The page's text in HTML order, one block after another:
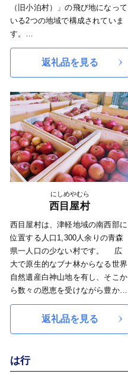
（旧小泊村）」の飛び地になって
いる2つの地域で構成されていま
す。
2005年に2つの自治体が合併し発
足してから2020年で15周年を迎
えます。
的に進められた干拓や土地改良に
より肥沃な農業地帯になってお
り、米やハトムギ、ブルーベリー
などの農産物が作られているほ
か、地域を通る農道「こめ米（ま
い）ロード」沿いの一面に広がる
田園地帯は四季折々の圧巻な風景
を見せてくれます。
また、冬の津軽の風物詩「ストー
駅・津軽中里駅も位置しており、
各地から多くの方が訪れていま
す。
海沿いの「小泊地域」はほとんど
が山岳地帯で急傾斜の山々が多
く、平地のほとんどが海沿いであ
ることから漁業が主産業になって
います。漁港にはイカ、マグロの
ほか、産卵場所が近くにあるメバ
特に他の地域ではあまり水揚げさ
返礼品を見る
にしめやむら
西目屋村
西目屋村は、津軽地域の南西部に
位置する人口1,300人余りの青森
県一人口の少ない村です。 広
大で原生的なブナ林からなる世界
自然遺産白神山地を有し、そこか
ら数々の恩恵を受けながら豊かな
自然と共存して暮らしています。
その広大で豊かな自然から、青森
「自然」、その自然を生かした
「アクティビティ」や薪、ジビエ
返礼品を見る
は行